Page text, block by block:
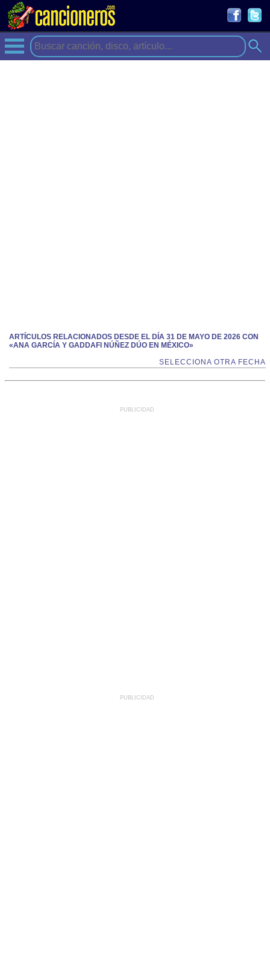
ARTÍCULOS RELACIONADOS DESDE EL DÍA 31 DE MAYO DE 2026 CON
«ANA GARCÍA Y GADDAFI NÚÑEZ DÚO EN MÉXICO»
SELECCIONA OTRA FECHA
PUBLICIDAD
PUBLICIDAD